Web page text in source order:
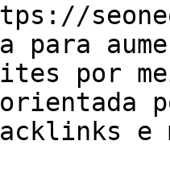
para
por
e